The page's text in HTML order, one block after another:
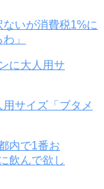
ないが消費税1%に
」
用サイズ「ブタメ